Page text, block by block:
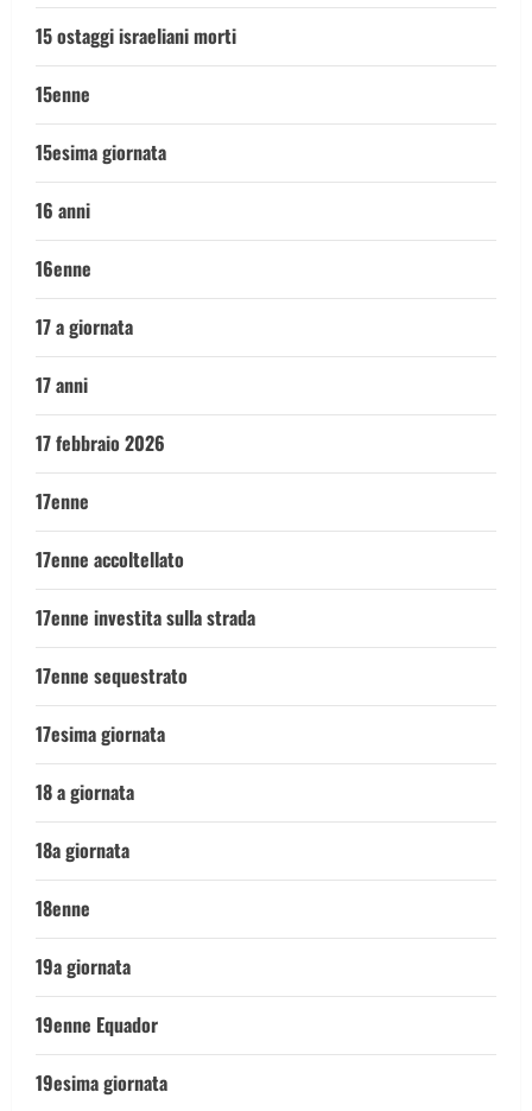
15 ostaggi israeliani morti
15enne
15esima giornata
16 anni
16enne
17 a giornata
17 anni
17 febbraio 2026
17enne
17enne accoltellato
17enne investita sulla strada
17enne sequestrato
17esima giornata
18 a giornata
18a giornata
18enne
19a giornata
19enne Equador
19esima giornata